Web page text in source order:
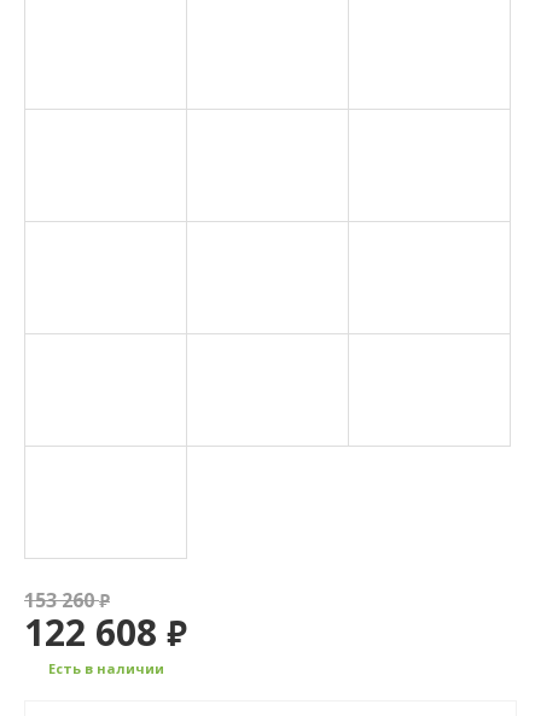
153 260₽
122 608 ₽
Есть в наличии